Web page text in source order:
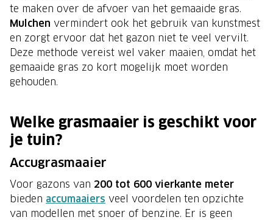
te maken over de afvoer van het gemaaide gras.
Mulchen vermindert ook het gebruik van kunstmest
en zorgt ervoor dat het gazon niet te veel vervilt.
Deze methode vereist wel vaker maaien, omdat het
gemaaide gras zo kort mogelijk moet worden
gehouden.
Welke grasmaaier is geschikt voor
je tuin?
Accugrasmaaier
Voor gazons van 200 tot 600 vierkante meter
bieden accumaaiers veel voordelen ten opzichte
van modellen met snoer of benzine. Er is geen